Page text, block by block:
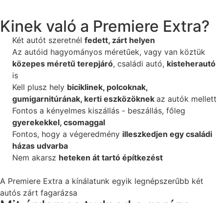
Kinek való a Premiere Extra?
Két autót szeretnél fedett, zárt helyen
Az autóid hagyományos méretűek, vagy van köztük
közepes méretű terepjáró, családi autó, kisteherautó
is
Kell plusz hely biciklinek, polcoknak,
gumigarnitúrának, kerti eszközöknek az autók mellett
Fontos a kényelmes kiszállás - beszállás, főleg
gyerekekkel, csomaggal
Fontos, hogy a végeredmény illeszkedjen egy családi
házas udvarba
Nem akarsz heteken át tartó építkezést
A Premiere Extra a kínálatunk egyik legnépszerűbb két
autós zárt fagarázsa